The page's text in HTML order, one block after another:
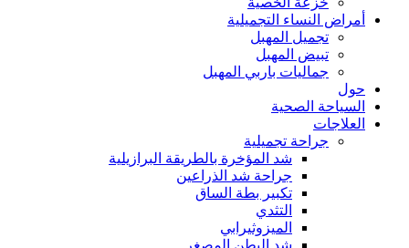
أمراض النساء التجميلية
تجميل المهبل
تبيض المهبل
جماليات باربي المهبل
حول
السياحة الصحية
العلاجات
جراحة تجميلية
شد المؤخرة بالطريقة البرازيلية
جراحة شد الذراعين
تكبير بطة الساق
التثدي
الميزوثيرابي